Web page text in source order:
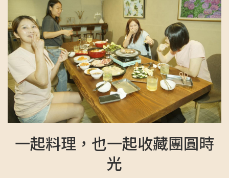
一起料理，也一起收藏團圓時
光